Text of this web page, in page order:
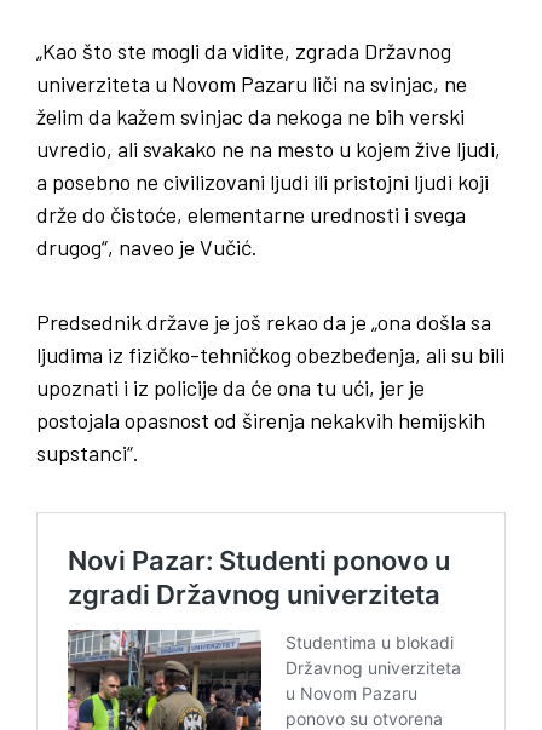
„Kao što ste mogli da vidite, zgrada Državnog
univerziteta u Novom Pazaru liči na svinjac, ne
želim da kažem svinjac da nekoga ne bih verski
uvredio, ali svakako ne na mesto u kojem žive ljudi,
a posebno ne civilizovani ljudi ili pristojni ljudi koji
drže do čistoće, elementarne urednosti i svega
drugog“, naveo je Vučić.
Predsednik države je još rekao da je „ona došla sa
ljudima iz fizičko-tehničkog obezbeđenja, ali su bili
upoznati i iz policije da će ona tu ući, jer je
postojala opasnost od širenja nekakvih hemijskih
supstanci“.